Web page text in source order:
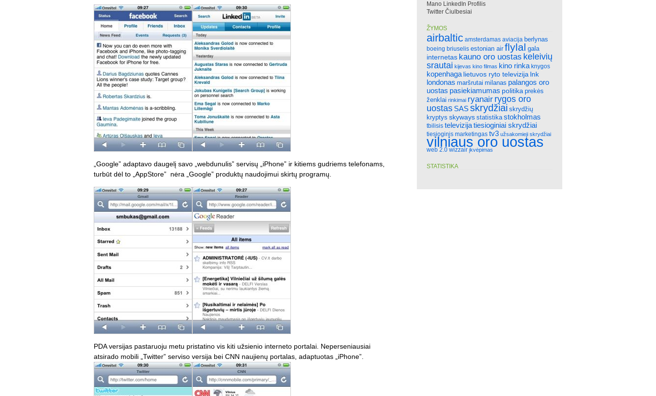
„Google” adaptavo daugelį savo „webdunulis” servisų „iPhone” ir kitiems gudriems telefonams,
turbūt dėl to „AppStore” nėra „Google” produktų naudojimui skirtų programų.
PDA versijas pastaruoju metu pristatino vis kiti užsienio interneto portalai. Neperseniausiai
atsirado mobili „Twitter” serviso versija bei CNN naujienų portalas, adaptuotas „iPhone”.
Mano LinkedIn Profilis
Twitter Čiulbesiai
ŽYMOS
airbaltic amsterdamas aviacija berlynas
boeing briuselis estonian air flylal gala
internetas kauno oro uostas keleivių
srautai kijevas kino filmas kino rinka knygos
kopenhaga lietuvos ryto televizija lnk
londonas maršrutai milanas palangos oro
uostas pasiekiamumas politika prekės
ženklai rinkimai ryanair rygos oro
uostas SASskrydžiai skrydžių
kryptys skyways statistika stokholmas
tbilisis televizijatiesioginiai skrydžiai
tiesioginis marketingas tv3 užsakomieji skrydžiai
vilniaus oro uostas
web 2.0 wizzair įkvėpimas
STATISTIKA